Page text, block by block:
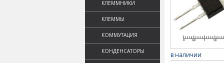
КЛЕММНИКИ
КЛЕММЫ
КОММУТАЦИЯ
КОНДЕНСАТОРЫ
в наличии